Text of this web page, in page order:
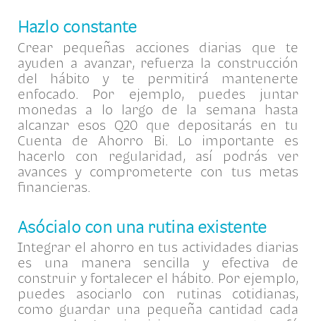
Hazlo constante
Crear pequeñas acciones diarias que te
ayuden a avanzar, refuerza la construcción
del hábito y te permitirá mantenerte
enfocado. Por ejemplo, puedes juntar
monedas a lo largo de la semana hasta
alcanzar esos Q20 que depositarás en tu
Cuenta de Ahorro Bi. Lo importante es
hacerlo con regularidad, así podrás ver
avances y comprometerte con tus metas
financieras.
Asócialo con una rutina existente
Integrar el ahorro en tus actividades diarias
es una manera sencilla y efectiva de
construir y fortalecer el hábito. Por ejemplo,
puedes asociarlo con rutinas cotidianas,
como guardar una pequeña cantidad cada